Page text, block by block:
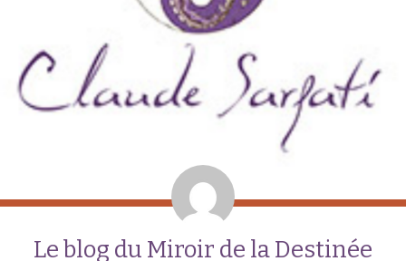
Le blog du Miroir de la Destinée